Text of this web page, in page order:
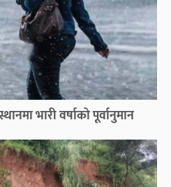
भारी वर्षाको पूर्वानुमान